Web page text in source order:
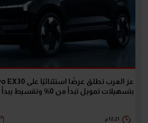
بتسهيلات تمويل تبدأ من 0% وتقسيط يبدأ من 23,789 جنيه
12:21 م